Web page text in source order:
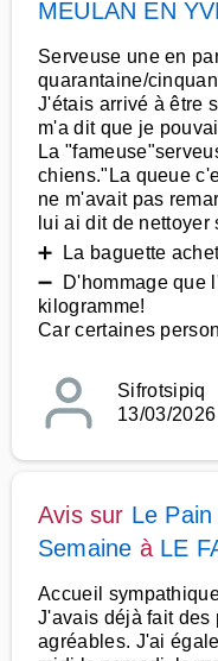
MEULAN EN
Serveuse une en
quarantaine/
J'étais arrivé à être
m'a dit que je
La
chiens."La queue
ne m'avait pas
lui ai dit de nettoyer
➕ La baguette
➖ D'hommage que
kilogramme!
Car certaines
Sifrotsipiq
13/03/2026
Avis sur Le
Semaine à LE
Accueil
J'avais déjà fait des
agréables. J'ai